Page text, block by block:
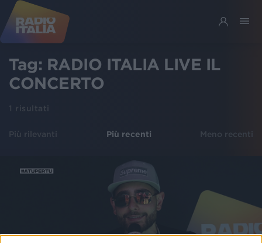
Tag: RADIO ITALIA LIVE IL
CONCERTO
1 risultati
Più rilevanti Più recenti Meno recenti